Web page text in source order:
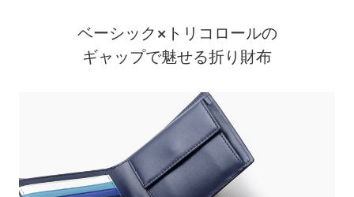
ベーシック×トリコロールの
ギャップで魅せる折り財布